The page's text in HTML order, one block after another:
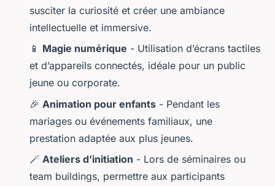
susciter la curiosité et créer une ambiance
intellectuelle et immersive.
📱 Magie numérique - Utilisation d’écrans tactiles
et d’appareils connectés, idéale pour un public
jeune ou corporate.
🎉 Animation pour enfants - Pendant les
mariages ou événements familiaux, une
prestation adaptée aux plus jeunes.
🪄 Ateliers d’initiation - Lors de séminaires ou
team buildings, permettre aux participants